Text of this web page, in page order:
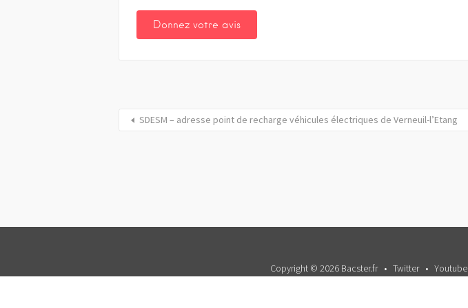
SDESM – adresse point de recharge véhicules électriques de Verneuil-l’Etang
Copyright © 2026 Bacster.fr Twitter Youtube